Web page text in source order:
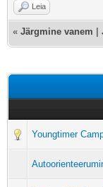
Leia
« Järgmine vanem
Youngtimer